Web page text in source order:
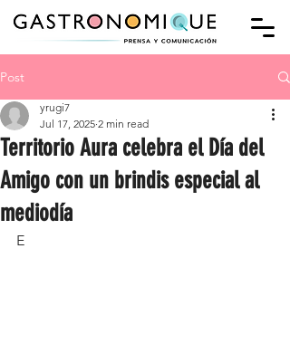
Post
Territorio Aura celebra el Día del
Amigo con un brindis especial al
mediodía
yrugi7
Jul 17, 2025 2 min read
E